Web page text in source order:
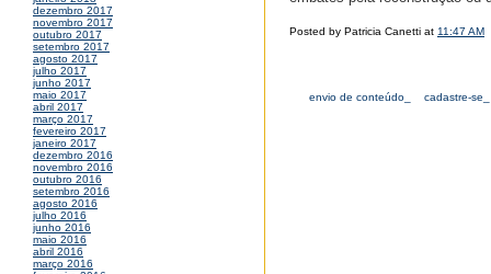
dezembro 2017
novembro 2017
outubro 2017
setembro 2017
agosto 2017
julho 2017
junho 2017
maio 2017
abril 2017
março 2017
fevereiro 2017
janeiro 2017
dezembro 2016
novembro 2016
outubro 2016
setembro 2016
agosto 2016
julho 2016
junho 2016
maio 2016
abril 2016
março 2016
Posted by Patricia Canetti at 11:47 AM
envio de conteúdo_ cadastre-se_